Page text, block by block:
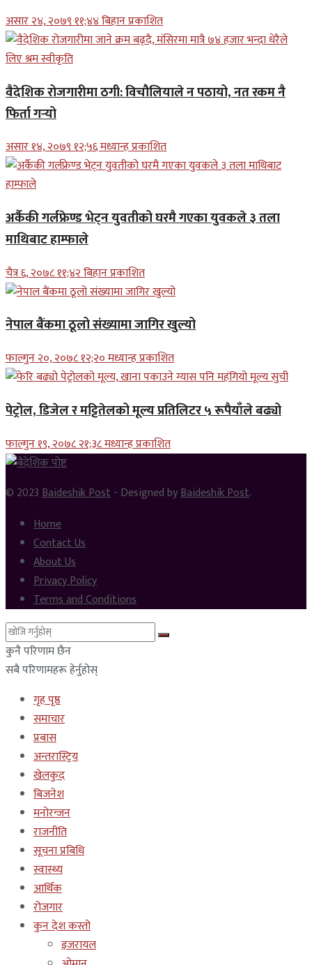
असार २४, २०७९ ११;४४ बिहान प्रकाशित
वैदेशिक रोजगारीमा ठगी: विचौलियाले न पठायो, नत रकम नै
फिर्ता गर्‍यो
असार १४, २०७९ १२;५६ मध्यान्ह प्रकाशित
अर्कैकी गर्लफ्रेण्ड भेट्न युवतीको घरमै गएका युवकले ३ तला
माथिबाट हाम्फाले
चैत्र ६, २०७८ ११;४२ बिहान प्रकाशित
नेपाल बैंकमा ठूलो संख्यामा जागिर खुल्यो
फाल्गुन २०, २०७८ १२;२० मध्यान्ह प्रकाशित
पेट्रोल, डिजेल र मट्टितेलको मूल्य प्रतिलिटर ५ रूपैयाँले बढ्यो
फाल्गुन १९, २०७८ २१;३८ मध्यान्ह प्रकाशित
© 2023Baideshik Post- Designed byBaideshik Post.
Home
Contact Us
About Us
Privacy Policy
Terms and Conditions
कुनै परिणाम छैन
सबै परिणामहरू हेर्नुहोस्
गृह पृष्ठ
समाचार
प्रबास
अन्तरास्ट्रिय
खेलकुद
बिजनेश
मनोरन्जन
राजनीति
सूचना प्रबिधि
स्वास्थ्य
आर्थिक
रोजगार
कुन देश कस्तो
इजरायल